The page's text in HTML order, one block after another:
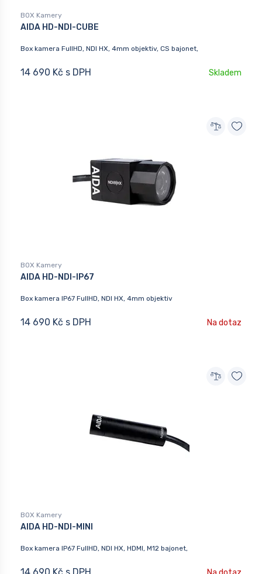
BOX Kamery
AIDA HD-NDI-CUBE
Box kamera FullHD, NDI HX, 4mm objektiv, CS bajonet,
14 690 Kč s DPH Skladem
BOX Kamery
AIDA HD-NDI-IP67
Box kamera IP67 FullHD, NDI HX, 4mm objektiv
14 690 Kč s DPH Na dotaz
BOX Kamery
AIDA HD-NDI-MINI
Box kamera IP67 FullHD, NDI HX, HDMI, M12 bajonet,